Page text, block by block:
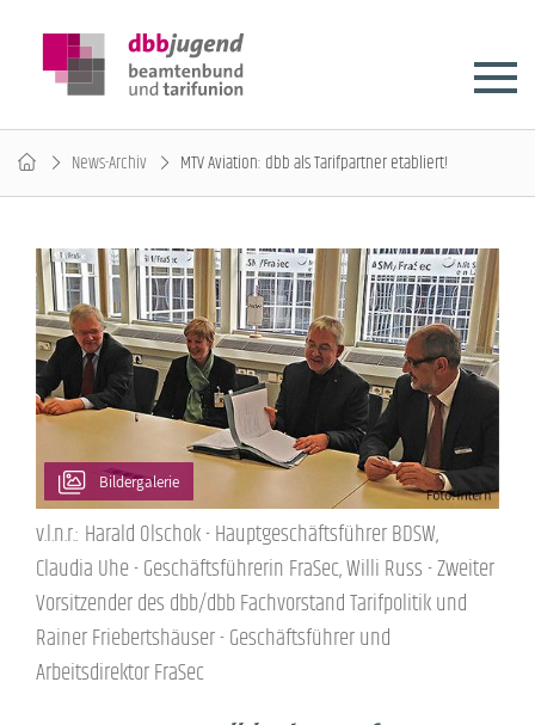
News-Archiv MTV Aviation: dbb als Tarifpartner etabliert!
Bildergalerie
v.l.n.r.: Harald Olschok - Hauptgeschäftsführer BDSW,
Claudia Uhe - Geschäftsführerin FraSec, Willi Russ - Zweiter
Vorsitzender des dbb/dbb Fachvorstand Tarifpolitik und
Rainer Friebertshäuser - Geschäftsführer und
Arbeitsdirektor FraSec